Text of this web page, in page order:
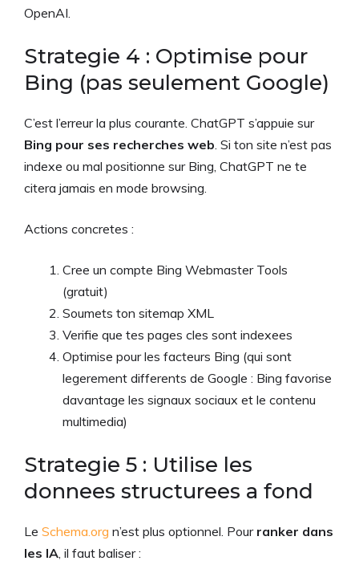
OpenAI.
Strategie 4 : Optimise pour
Bing (pas seulement Google)
C’est l’erreur la plus courante. ChatGPT s’appuie sur
Bing pour ses recherches web . Si ton site n’est pas
indexe ou mal positionne sur Bing, ChatGPT ne te
citera jamais en mode browsing.
Actions concretes :
Cree un compte Bing Webmaster Tools
(gratuit)
Soumets ton sitemap XML
Verifie que tes pages cles sont indexees
Optimise pour les facteurs Bing (qui sont
legerement differents de Google : Bing favorise
davantage les signaux sociaux et le contenu
multimedia)
Strategie 5 : Utilise les
donnees structurees a fond
Le Schema.org n’est plus optionnel. Pour ranker dans
les IA , il faut baliser :